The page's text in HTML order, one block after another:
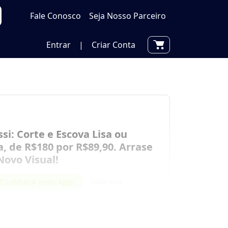
Fale Conosco Seja Nosso Parceiro
Entrar | Criar Conta
Corte e Escova Lisa ou
de R$180 por R$89,90. Arrase
Visual!
pelo App!